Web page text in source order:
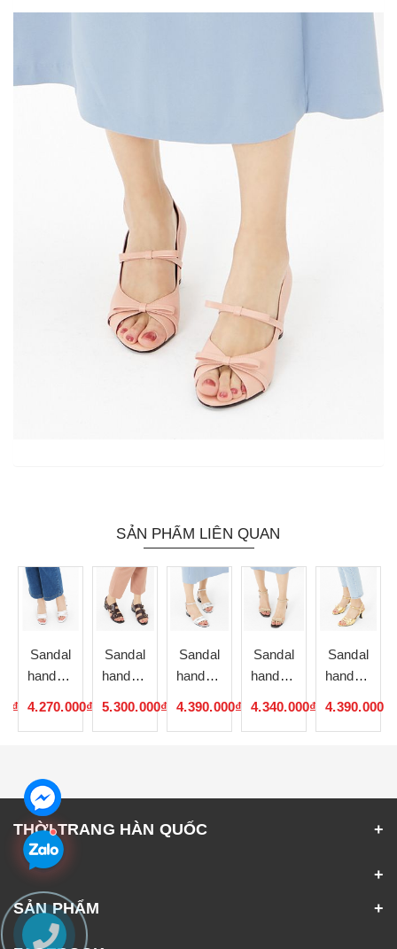
SẢN PHẨM LIÊN QUAN
Sandal
handmade
4.270.000₫
Sandal
handmade
5.300.000₫
Sandal
handmade
4.390.000₫
Sandal
handmade
4.340.000₫
Sandal
handmade
4.390.000₫
THỜI TRANG HÀN QUỐC
SẢN PHẨM